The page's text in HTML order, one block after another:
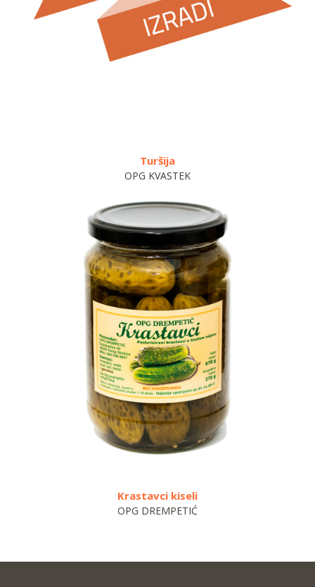
Krastavci kiseli
OPG DREMPETIĆ